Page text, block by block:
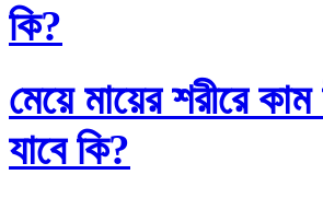
কি?
মেয়ে মায়ের শরীরে
যাবে কি?